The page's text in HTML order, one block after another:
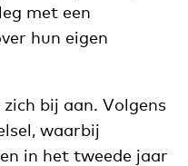
met een
hun eigen
bij aan. Volgens
waarbij
in het tweede jaar